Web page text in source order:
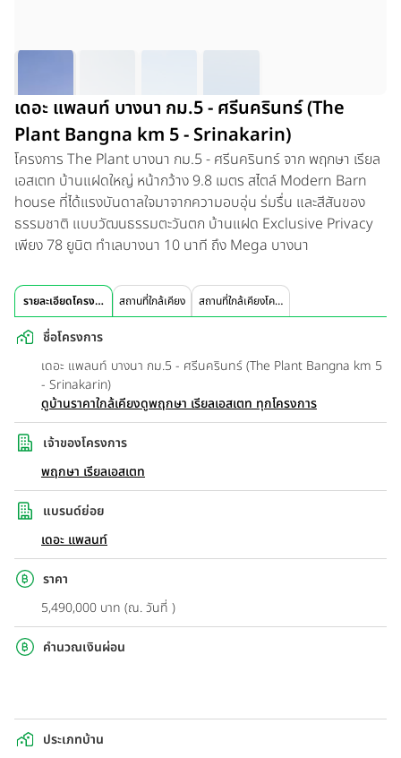
เดอะ แพลนท์ บางนา กม.5 - ศรีนครินทร์ (The
Plant Bangna km 5 - Srinakarin)
โครงการ The Plant บางนา กม.5 - ศรีนครินทร์ จาก พฤกษา เรียล
เอสเตท บ้านแฝดใหญ่ หน้ากว้าง 9.8 เมตร สไตล์ Modern Barn
house ที่ได้แรงบันดาลใจมาจากความอบอุ่น ร่มรื่น และสีสันของ
ธรรมชาติ แบบวัฒนธรรมตะวันตก บ้านแฝด Exclusive Privacy
เพียง 78 ยูนิต ทำเลบางนา 10 นาที ถึง Mega บางนา
รายละเอียดโครงการ สถานที่ใกล้เคียง สถานที่ใกล้เคียงโครงการ
ชื่อโครงการ
เดอะ แพลนท์ บางนา กม.5 - ศรีนครินทร์ (The Plant Bangna km 5
- Srinakarin)
ดูบ้านราคาใกล้เคียงดูพฤกษา เรียลเอสเตท ทุกโครงการ
เจ้าของโครงการ
พฤกษา เรียลเอสเตท
แบรนด์ย่อย
เดอะ แพลนท์
ราคา
5,490,000 บาท (ณ. วันที่ )
คำนวณเงินผ่อน
ประเภทบ้าน